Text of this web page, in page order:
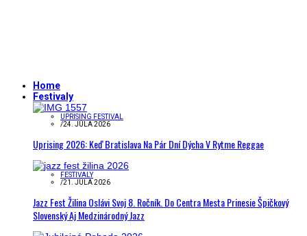
Home
Festivaly
UPRISING FESTIVAL
/24. JÚLA 2026
Uprising 2026: Keď Bratislava Na Pár Dní Dýcha V Rytme Reggae
FESTIVALY
/21. JÚLA 2026
Jazz Fest Žilina Oslávi Svoj 8. Ročník. Do Centra Mesta Prinesie Špičkový
Slovenský Aj Medzinárodný Jazz